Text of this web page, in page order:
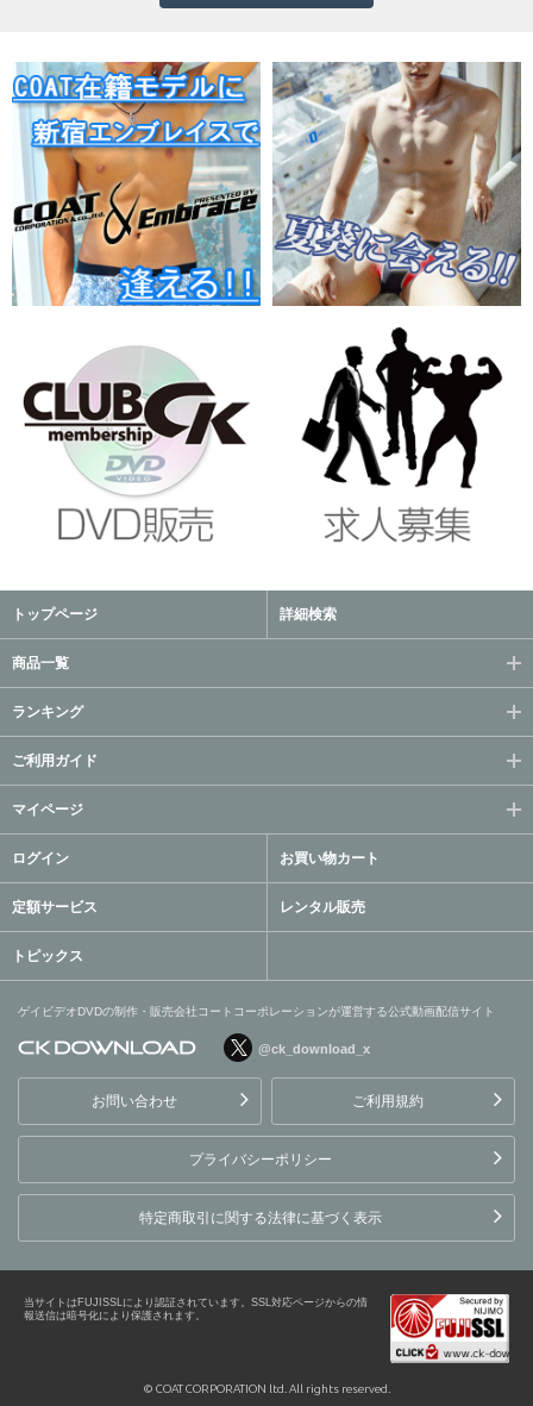
トップページ 詳細検索
商品一覧
ランキング
ご利用ガイド
マイページ
ログイン お買い物カート
定額サービス レンタル販売
トピックス
ゲイビデオDVDの制作・販売会社コートコーポレーションが運営する公式動画配信サイト
ョンが運営する公式動画配
信サイト
@ck_download_x
お問い合わせ ご利用規約
プライバシーポリシー
特定商取引に関する法律に基づく表示
当サイトはFUJISSLにより認証されています。SSL対応ページからの情
報送信は暗号化により保護されます。
© COAT CORPORATION ltd. All rights reserved.